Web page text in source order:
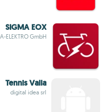
SIGMA EOX
ELEKTRO GmbH
Tennis Valla
digital idea srl